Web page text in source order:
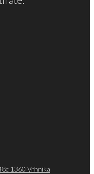
1360 Vrhnika